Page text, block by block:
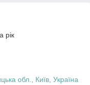
рік
обл., Київ, Україна